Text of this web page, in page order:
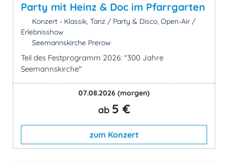
Party mit Heinz & Doc im Pfarrgarten
Konzert - Klassik, Tanz / Party & Disco, Open-Air /
Erlebnisshow
Seemannskirche Prerow
Teil des Festprogramm 2026: "300 Jahre
Seemannskirche"
07.08.2026 (morgen)
ab 5 €
zum Konzert